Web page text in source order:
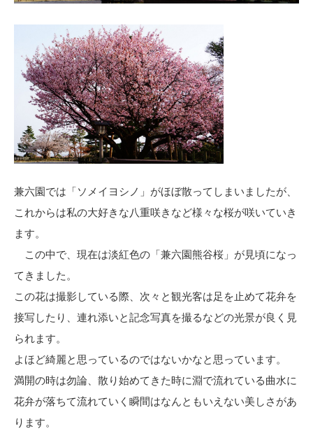
兼六園では「ソメイヨシノ」がほぼ散ってしまいましたが、
これからは私の大好きな八重咲きなど様々な桜が咲いていき
ます。
この中で、現在は淡紅色の「兼六園熊谷桜」が見頃になっ
てきました。
この花は撮影している際、次々と観光客は足を止めて花弁を
接写したり、連れ添いと記念写真を撮るなどの光景が良く見
られます。
よほど綺麗と思っているのではないかなと思っています。
満開の時は勿論、散り始めてきた時に淵で流れている曲水に
花弁が落ちて流れていく瞬間はなんともいえない美しさがあ
ります。